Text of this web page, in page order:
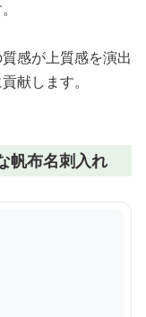
感が上質感を演出
献します。
帆布名刺入れ